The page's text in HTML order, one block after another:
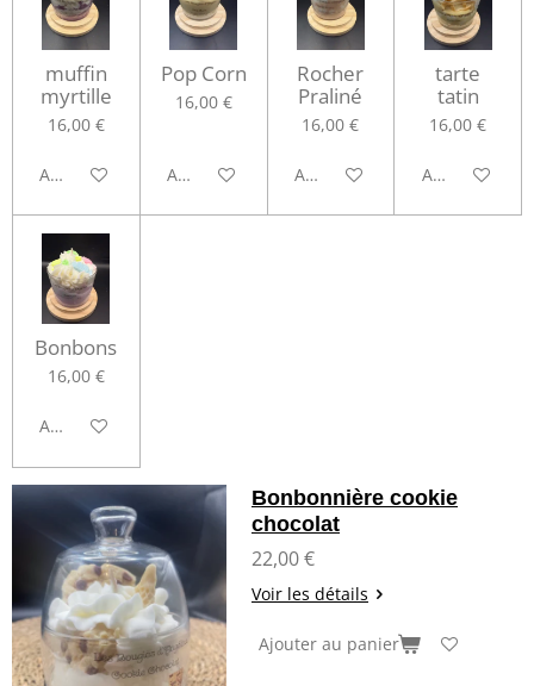
muffin
myrtille
16,00 €
Ajouter au panier
Pop Corn
16,00 €
Ajouter au panier
Rocher
Praliné
16,00 €
Ajouter au panier
tarte
tatin
16,00 €
Ajouter au
Bonbons
16,00 €
Ajouter au panier
Bonbonnière cookie
chocolat
22,00 €
Voir les détails
Ajouter au panier